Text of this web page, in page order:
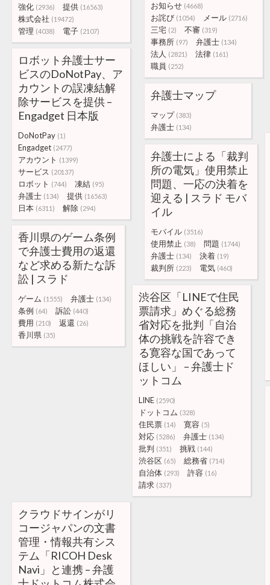
強化 (2936) 提供 (16563)
株式会社 (19472)
管理 (4038) 電子 (2107)
お知らせ (4668)
お詫び (1054) メール (2716)
三宅 (2) 不審 (319)
事務所 (97) 弁護士 (134)
法人 (2821) 法律 (161)
職員 (252)
ロボット弁護士サー
ビスのDoNotPay、ア
カウントの誤凍結解
除サービスを提供 –
Engadget 日本版
DoNotPay (1)
Engadget (2477)
アカウント (1399)
サービス (20137)
ロボット (744) 凍結 (95)
弁護士 (134) 提供 (16563)
日本 (6311) 解除 (294)
弁護士マップ
マップ (383)
弁護士 (134)
弁護士による「裁判
所の電気」使用禁止
問題、一応の決着を
迎える | スラド モバ
イル
モバイル (3516)
使用禁止 (38) 問題 (1744)
弁護士 (134) 決着 (19)
裁判所 (223) 電気 (460)
香川県のゲーム条例
で弁護士費用の返還
など求める新たな訴
訟 | スラド
ゲーム (1555) 弁護士 (134)
条例 (64) 訴訟 (440)
費用 (210) 返還 (26)
香川県 (35)
渋谷区「LINEで住民
票請求」めぐる総務
省対応を批判「自治
体の挑戦を許容でき
る寛容な国であって
ほしい」 – 弁護士ド
ットコム
LINE (2590)
ドットコム (328)
住民票 (14) 寛容 (5)
対応 (5286) 弁護士 (134)
批判 (351) 挑戦 (144)
渋谷区 (65) 総務省 (714)
自治体 (293) 許容 (16)
請求 (337)
クラウドサインがリ
コージャパンの文書
管理・情報共有シス
テム「RICOH Desk
Navi」と連携 – 弁護